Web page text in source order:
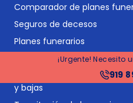
¡Urgente! Necesito
919
Comparador de planes
Seguros de decesos
Planes funerarios
Gestoría y asesoría
Gestión de suministros y
y bajas